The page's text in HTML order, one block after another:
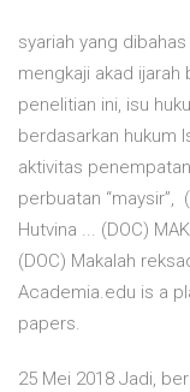
syariah yang
mengkaji akad ijarah
penelitian ini, isu
berdasarkan hukum
aktivitas
perbuatan “maysir”,
Hutvina ... (DOC)
(DOC) Makalah
Academia.edu is a
papers.
25 Mei 2018 Jadi,